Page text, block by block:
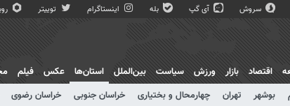
سروش آی گپ بله اینستاگرام توییتر
اقتصاد بازار ورزش سیاست بین‌الملل
استان‌ها
بوشهر تهران چهارمحال و بختیاری خراسان جنوبی خراسان رضوی
عکس فیلم